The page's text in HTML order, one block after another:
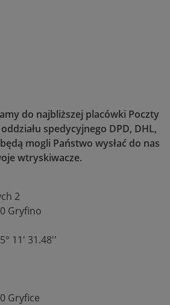
do najbliższej placówki Poczty
spedycyjnego DPD, DHL,
mogli Państwo wysłać do nas
wtryskiwacze.
2
Gryfino
11' 31.48''
Gryfice